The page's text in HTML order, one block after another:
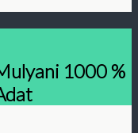
1000 %